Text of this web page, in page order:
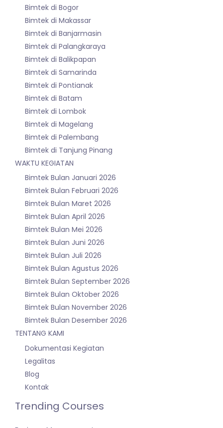
Bimtek di Bogor
Bimtek di Makassar
Bimtek di Banjarmasin
Bimtek di Palangkaraya
Bimtek di Balikpapan
Bimtek di Samarinda
Bimtek di Pontianak
Bimtek di Batam
Bimtek di Lombok
Bimtek di Magelang
Bimtek di Palembang
Bimtek di Tanjung Pinang
WAKTU KEGIATAN
Bimtek Bulan Januari 2026
Bimtek Bulan Februari 2026
Bimtek Bulan Maret 2026
Bimtek Bulan April 2026
Bimtek Bulan Mei 2026
Bimtek Bulan Juni 2026
Bimtek Bulan Juli 2026
Bimtek Bulan Agustus 2026
Bimtek Bulan September 2026
Bimtek Bulan Oktober 2026
Bimtek Bulan November 2026
Bimtek Bulan Desember 2026
TENTANG KAMI
Dokumentasi Kegiatan
Legalitas
Blog
Kontak
Trending Courses